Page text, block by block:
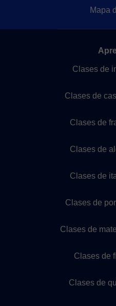
Mapa
Clases de
Clases de
Clases de
Clases de
Clases de
Clases de
Clases de
Clases de
Clases de